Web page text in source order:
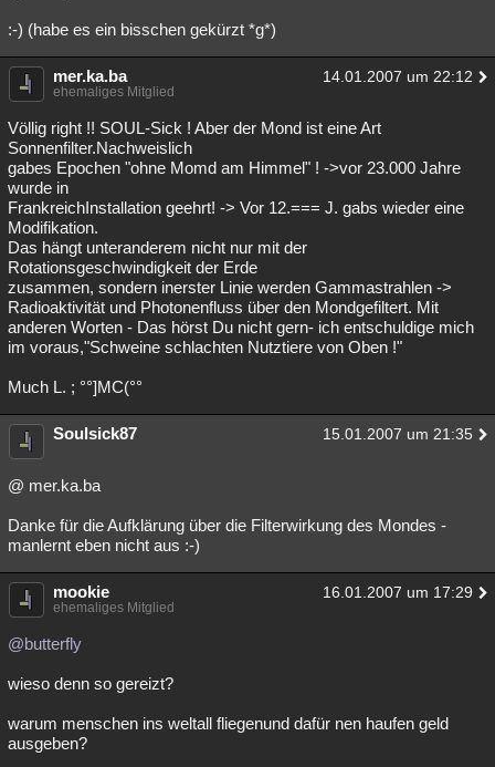
:-) (habe es ein bisschen gekürzt *g*)
mer.ka.ba 14.01.2007 um 22:12
ehemaliges Mitglied
Völlig right !! SOUL-Sick ! Aber der Mond ist eine Art
Sonnenfilter.Nachweislich
gabes Epochen "ohne Momd am Himmel" ! ->vor 23.000 Jahre
wurde in
FrankreichInstallation geehrt! -> Vor 12.=== J. gabs wieder eine
Modifikation.
Das hängt unteranderem nicht nur mit der
Rotationsgeschwindigkeit der Erde
zusammen, sondern inerster Linie werden Gammastrahlen ->
Radioaktivität und Photonenfluss über den Mondgefiltert. Mit
anderen Worten - Das hörst Du nicht gern- ich entschuldige mich
im voraus,"Schweine schlachten Nutztiere von Oben !"
Much L. ; °°]MC(°°
Soulsick87 15.01.2007 um 21:35
@ mer.ka.ba
Danke für die Aufklärung über die Filterwirkung des Mondes -
manlernt eben nicht aus :-)
mookie 16.01.2007 um 17:29
ehemaliges Mitglied
@butterfly
wieso denn so gereizt?
warum menschen ins weltall fliegenund dafür nen haufen geld
ausgeben?